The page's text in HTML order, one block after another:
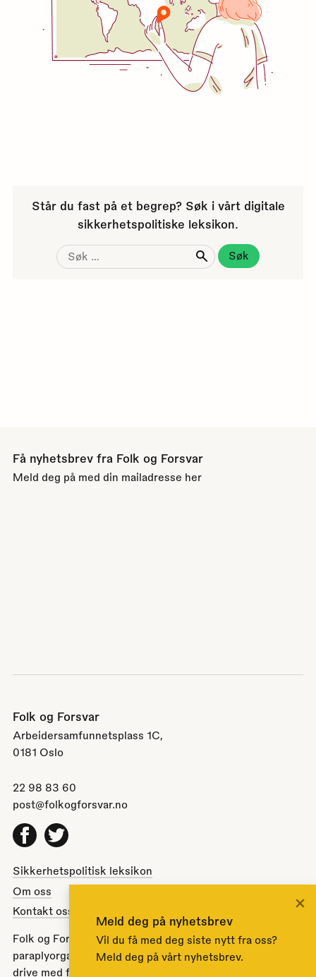
Står du fast på et begrep? Søk i vårt digitale
sikkerhetspolitiske leksikon.
Søk
etter:
Få nyhetsbrev fra Folk og Forsvar
Meld deg på med din mailadresse her
Folk og Forsvar
Arbeidersamfunnetsplass 1C,
0181 Oslo
22 98 83 60
post@folkogforsvar.no
Facebook
Twitter
Sikkerhetspolitisk leksikon
Om oss
Kontakt oss
Folk og Forsvar er en partipolitisk nøytral
paraplyorganisasjon opprettet av Stortinget i 1951 for å
drive med folkeopplysning om norsk sikkerhets- og
Meld deg på nyhetsbrev
Vil du få med deg siste nytt fra oss?
Meld deg på vårt nyhetsbrev.
×